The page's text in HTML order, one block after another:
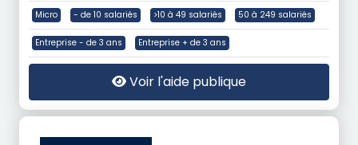
Micro - de 10 salariés >10 à 49 salariés 50 à 249 salariés
Entreprise - de 3 ans Entreprise + de 3 ans
Voir l'aide publique